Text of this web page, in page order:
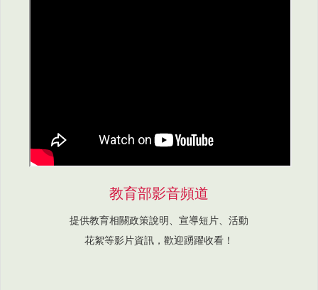
教育部影音頻道
提供教育相關政策說明、宣導短片、活動
花絮等影片資訊，歡迎踴躍收看！